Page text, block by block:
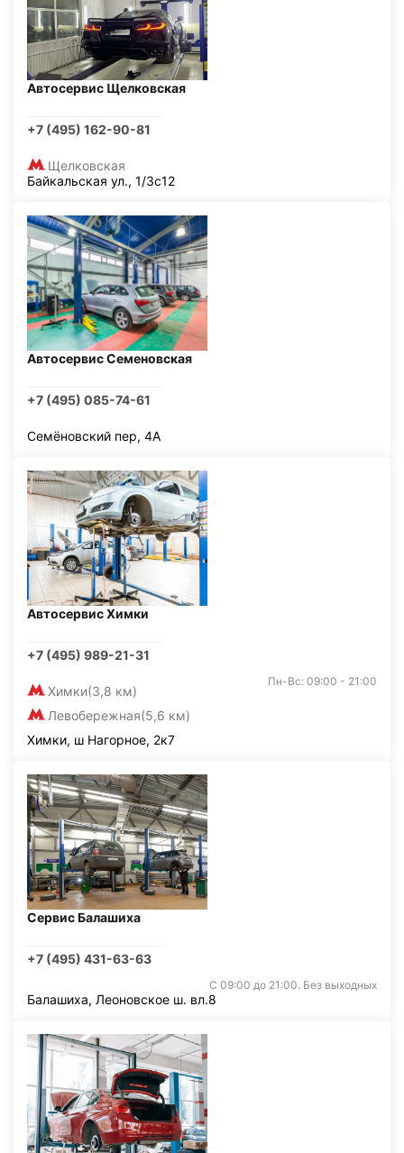
Автосервис Щелковская
+7 (495) 162-90-81
Щелковская
Байкальская ул., 1/3с12
Автосервис Семеновская
+7 (495) 085-74-61
Семёновский пер, 4А
Автосервис Химки
+7 (495) 989-21-31
Химки(3,8 км)
Левобережная(5,6 км)
Пн-Вс: 09:00 - 21:00
Химки, ш Нагорное, 2к7
Сервис Балашиха
+7 (495) 431-63-63
С 09:00 до 21:00. Без выходных
Балашиха, Леоновское ш. вл.8